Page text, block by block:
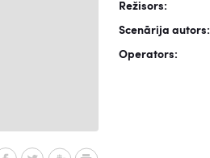
Režisors:
Scenārija autors:
Operators: